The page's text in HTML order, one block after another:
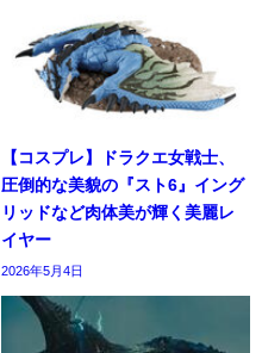
【コスプレ】ドラクエ女戦士、
圧倒的な美貌の『スト6』イング
リッドなど肉体美が輝く美麗レ
イヤー
2026年5月4日